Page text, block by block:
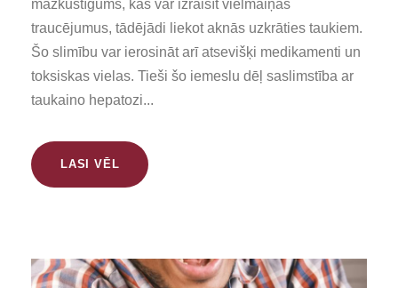
mazkustīgums, kas var izraisīt vielmaiņas
traucējumus, tādējādi liekot aknās uzkrāties taukiem.
Šo slimību var ierosināt arī atsevišķi medikamenti un
toksiskas vielas. Tieši šo iemeslu dēļ saslimstība ar
taukaino hepatozi...
LASI VĒL